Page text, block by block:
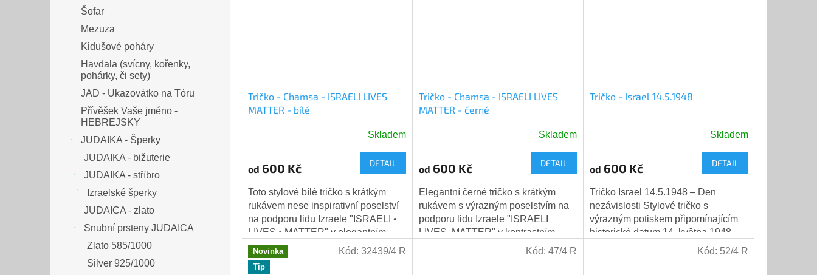
Šofar
Mezuza
Kidušové poháry
Havdala (svícny, kořenky,
pohárky, či sety)
JAD - Ukazovátko na Tóru
Přívěšek Vaše jméno -
HEBREJSKY
JUDAIKA - Šperky
JUDAIKA - bižuterie
JUDAIKA - stříbro
Izraelské šperky
JUDAICA - zlato
Snubní prsteny JUDAICA
Zlato 585/1000
Silver 925/1000
Tričko - Chamsa - ISRAELI LIVES
MATTER - bílé
Skladem
od 600 Kč DETAIL
Toto stylové bílé tričko s krátkým
rukávem nese inspirativní poselství
na podporu lidu Izraele "ISRAELI •
LIVES • MATTER" v elegantním
modrém kruhovém designu.
Centrálním...
Tričko - Chamsa - ISRAELI LIVES
MATTER - černé
Skladem
od 600 Kč DETAIL
Elegantní černé tričko s krátkým
rukávem s výrazným poselstvím na
podporu lidu Izraele "ISRAELI
LIVES MATTER" v kontrastním
modrém kruhovém designu.
Tričko - Israel 14.5.1948
Skladem
od 600 Kč DETAIL
Tričko Israel 14.5.1948 – Den
nezávislosti Stylové tričko s
výrazným potiskem připomínajícím
historické datum 14. května 1948 –
den, kdy byla veřejně přečtena
Novinka
Tip
Kód: 32439/4 R Kód: 47/4 R Kód: 52/4 R